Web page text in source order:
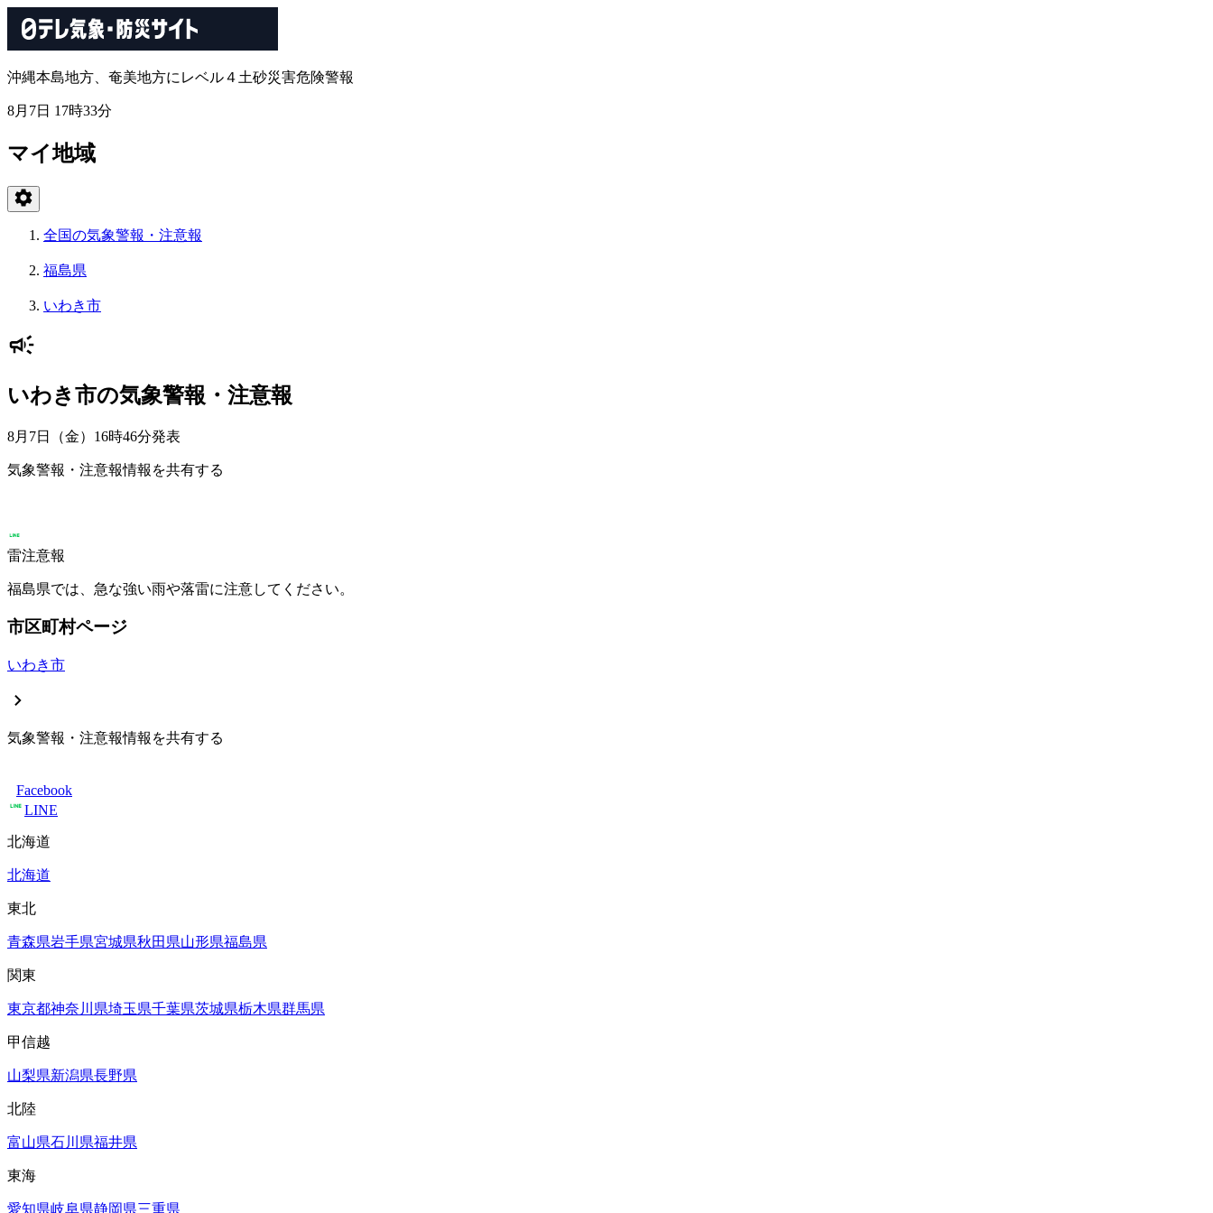
沖縄本島地方、奄美地方にレベル４土砂災害危険警報
8月7日 17時33分
マイ地域
全国の気象警報・注意報
福島県
いわき市
いわき市の気象警報・注意報
8月7日（金）16時46分発表
気象警報・注意報情報を共有する
雷注意報
福島県では、急な強い雨や落雷に注意してください。
市区町村ページ
いわき市
気象警報・注意報情報を共有する
Facebook
LINE
北海道
北海道
東北
青森県岩手県宮城県秋田県山形県福島県
関東
東京都神奈川県埼玉県千葉県茨城県栃木県群馬県
甲信越
山梨県新潟県長野県
北陸
富山県石川県福井県
東海
愛知県岐阜県静岡県三重県